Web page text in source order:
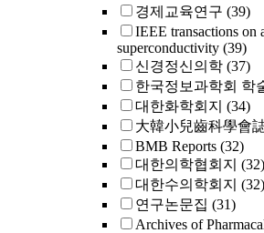
경제교육연구 (39)
IEEE transactions on
superconductivity (39)
신경정신의학 (37)
한국정보과학회 학
대한화학회지 (34)
大韓小兒齒科學會
BMB Reports (32)
대한의학협회지 (32)
대한수의학회지 (32)
연구논문집 (31)
Archives of